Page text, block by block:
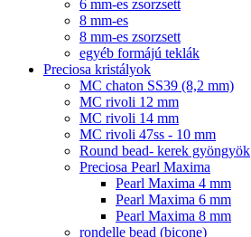
6 mm-es zsorzsett
8 mm-es
8 mm-es zsorzsett
egyéb formájú teklák
Preciosa kristályok
MC chaton SS39 (8,2 mm)
MC rivoli 12 mm
MC rivoli 14 mm
MC rivoli 47ss - 10 mm
Round bead- kerek gyöngyök
Preciosa Pearl Maxima
Pearl Maxima 4 mm
Pearl Maxima 6 mm
Pearl Maxima 8 mm
rondelle bead (bicone)